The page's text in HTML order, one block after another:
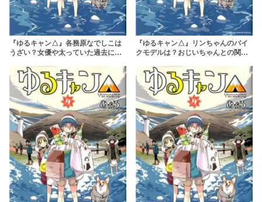
『ゆるキャン△』各務原なでしこは
うざい？女優や太っていた過去につ
『ゆるキャン△』リンちゃんのバイ
クモデルは？おじいちゃんとの関係